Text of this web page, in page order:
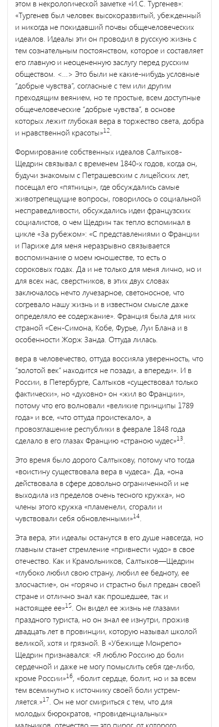
этом в некрологической заметке «И.С. Тургенев»:
«Тургенев был человек высокоразвитый, убежденный
и никогда не покидавший почвы общечеловеческих
идеалов. Идеалы эти он проводил в русскую жизнь с
тем сознательным постоянством, ко­торое и составляет
его главную и неоцененную заслугу перед рус­ским
обществом. <...> Это были не какие-нибудь условные
“до­брые чувства”, согласные с тем или другим
преходящим веянием, но те простые, всем доступные
общечеловеческие “добрые чув­ства”, в основе
которых лежит глубокая вера в торжество света, до­бра
и нравственной красоты»12
Формирование собственных идеалов Салтыков-
Щедрин связы­вал с временем 1840-х годов, когда он,
будучи знакомым с Петрашевским с лицейских лет,
посещал его «пятницы», где обсужда­лись самые
животрепещущие вопросы, говорилось о социальной
несправедливости, обсуждались идеи французских
социалистов, о чем Щедрин так тепло вспоминал в
цикле «За рубежом»: «С пред­ставлениями о Франции
и Париже для меня неразрывно связыва­ется
воспоминание о моем юношестве, то есть о
сороковых годах. Да и не только для меня лично, но и
для всех нас, сверстников, в этих двух словах
заключалось нечто лучезарное, светоносное, что
согревало нашу жизнь и в известном смысле даже
определяло ее содержание». Франция была для них
страной «Сен-Симона, Кобе, Фурье, Луи Блана и в
особенности Жорж Занда. Оттуда лилась.
вера в человечество, оттуда воссияла уверенность, что
“золотой век” находится не позади, а впереди». И в
России, в Петербурге, Салтыков «существовал только
фактически», но «духовно» он «жил во Франции»,
потому что его волновали «великие принципы 1789
года» и все, «что оттуда проистекало», а
провозглашение рес­публики в феврале 1848 года
сделало в его глазах Францию «стра­ною чудес»13
Это время было дорого Салтыкову, потому что тогда
«воистину существовала вера в чудеса». Да, «она
действовала в сфере довольно ограниченной и не
выходила из пределов очень тесного кружка», но
члены этого кружка «пламенели, сгорали и
чувствовали себя обновленными»14
Эта вера, эти идеалы останутся в его душе навсегда, но
главным станет стремление «привнести чудо» в свое
отечество. Как и Кра­мольников, Салтыков—Щедрин
«глубоко любил свою страну, лю­бил ее бедноту, ее
злосчастие», он «горячо и страстно был предан своей
стране и отлично знал как прошедшее, так и
настоящее ее»15 . Он видел ее жизнь не глазами
праздного туриста, но он знал ее изнутри, прожив
двадцать лет в провинции, которую называл школой
великой, хотя и грязной. В «Убежище Монрепо»
Щедрин признавался: «Я люблю Россию до боли
сердечной и даже не могу помыслить себя где-либо,
кроме России»16, «болит сердце, болит, но и за всем
тем всеминутно к источнику своей боли устрем­
ляется.»17 . Он не мог смириться с тем, что для
молодых бюрокра­тов, «провиденциальных»
мальчиков, отечество — это пирог, от которого